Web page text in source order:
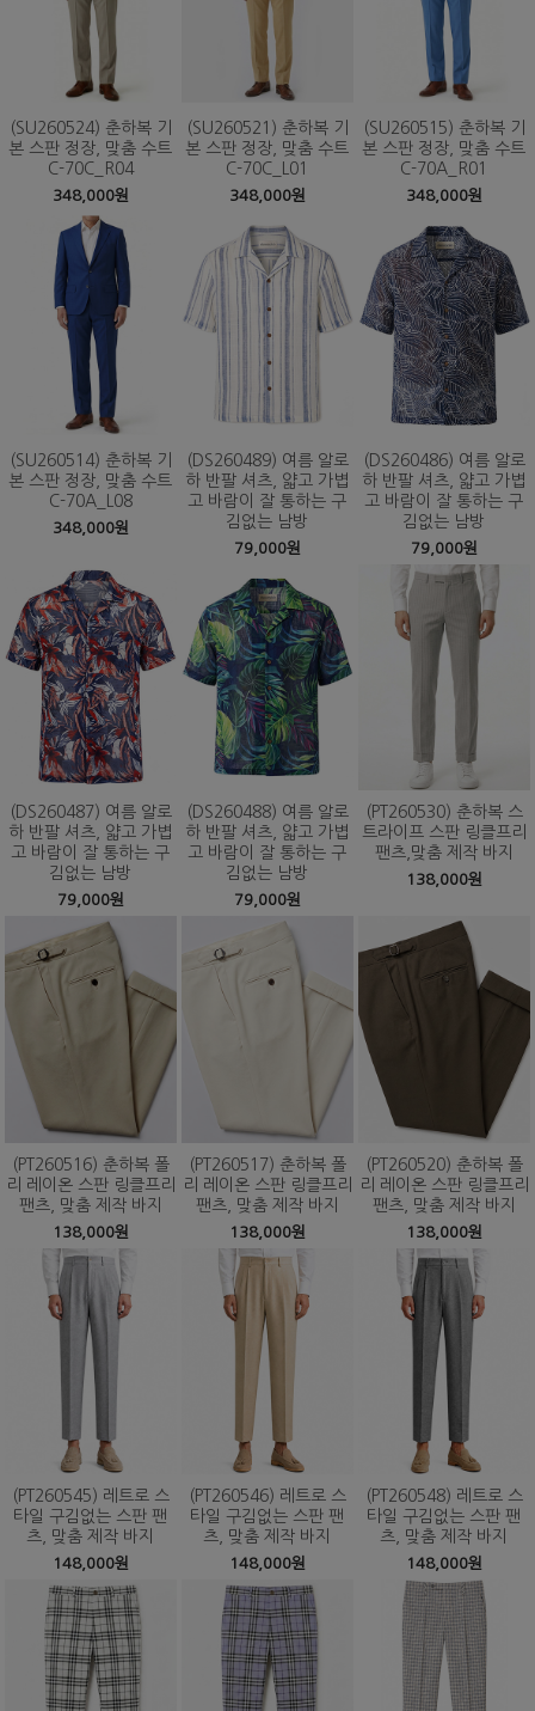
(SU260524) 춘하복 기
본 스판 정장, 맞춤 수트
C-70C_R04
348,000원
(SU260521) 춘하복 기
본 스판 정장, 맞춤 수트
C-70C_L01
348,000원
(SU260515) 춘하복 기
본 스판 정장, 맞춤 수트
C-70A_R01
348,000원
(SU260514) 춘하복 기
본 스판 정장, 맞춤 수트
C-70A_L08
348,000원
(DS260489) 여름 알로
하 반팔 셔츠, 얇고 가볍
고 바람이 잘 통하는 구
김없는 남방
79,000원
(DS260486) 여름 알로
하 반팔 셔츠, 얇고 가볍
고 바람이 잘 통하는 구
김없는 남방
79,000원
(DS260487) 여름 알로
하 반팔 셔츠, 얇고 가볍
고 바람이 잘 통하는 구
김없는 남방
79,000원
(DS260488) 여름 알로
하 반팔 셔츠, 얇고 가볍
고 바람이 잘 통하는 구
김없는 남방
79,000원
(PT260530) 춘하복 스
트라이프 스판 링클프리
팬츠,맞춤 제작 바지
138,000원
(PT260516) 춘하복 폴
리 레이온 스판 링클프리
팬츠, 맞춤 제작 바지
138,000원
(PT260517) 춘하복 폴
리 레이온 스판 링클프리
팬츠, 맞춤 제작 바지
138,000원
(PT260520) 춘하복 폴
리 레이온 스판 링클프리
팬츠, 맞춤 제작 바지
138,000원
(PT260545) 레트로 스
타일 구김없는 스판 팬
츠, 맞춤 제작 바지
148,000원
(PT260546) 레트로 스
타일 구김없는 스판 팬
츠, 맞춤 제작 바지
148,000원
(PT260548) 레트로 스
타일 구김없는 스판 팬
츠, 맞춤 제작 바지
148,000원